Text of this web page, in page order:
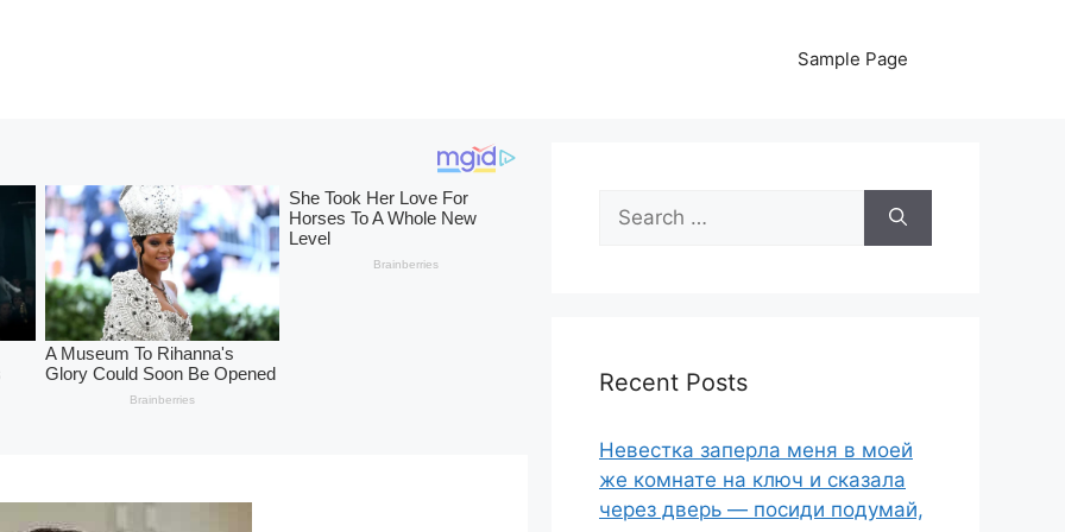
Sample Page
Search
for:
Recent Posts
Невестка заперла меня в моей
же комнате на ключ и сказала
через дверь — посиди подумай,